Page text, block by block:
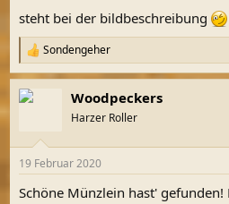
steht bei der bildbeschreibung
R
e
a
k
e
:
Sondengeher
Woodpeckers
Harzer Roller
19 Februar 2020
Schöne Münzlein hast'